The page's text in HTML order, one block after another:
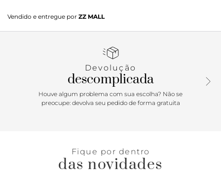
formato retangular e estruturado e laterais arredondadas.
Traz alça tiracolo em corrente metálica fina com tira de
Vendido e entregue por ZZ MALL
Devolução
descomplicada
Houve algum problema com sua escolha? Não se
preocupe: devolva seu pedido de forma gratuita
Fique por dentro
das novidades